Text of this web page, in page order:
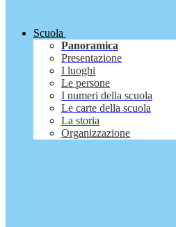
Scuola
Panoramica
Presentazione
I luoghi
Le persone
I numeri della scuola
Le carte della scuola
La storia
Organizzazione